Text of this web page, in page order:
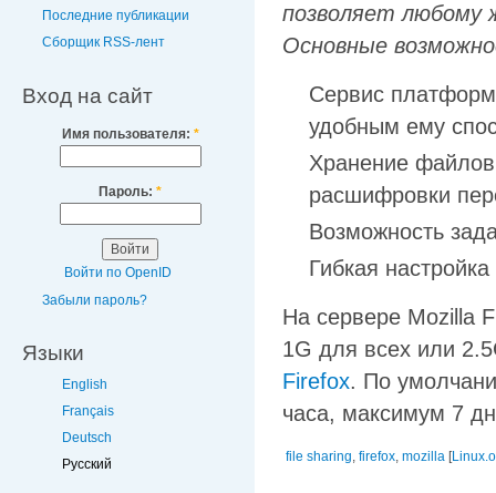
Последние публикации
Сборщик RSS-лент
Вход на сайт
Имя пользователя: *
Пароль: *
Войти по OpenID
Забыли пароль?
Языки
English
Français
Deutsch
Русский
позволяет любому
Основные
Сервис
удобным ему
Хранение
расшифровки
Возможность
Гибкая
На сервере Mozilla
1G для всех или
Firefox. По
часа, максимум 7
file sharing, firefox, mozilla [